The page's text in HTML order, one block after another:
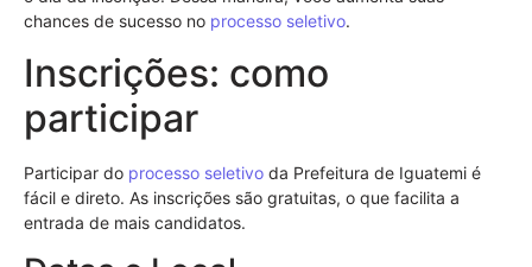
chances de sucesso no processo seletivo.
Inscrições: como
participar
Participar do processo seletivo da Prefeitura de Iguatemi é
fácil e direto. As inscrições são gratuitas, o que facilita a
entrada de mais candidatos.